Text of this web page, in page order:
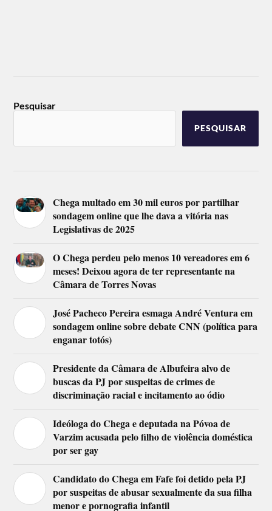
Pesquisar
PESQUISAR
Chega multado em 30 mil euros por partilhar
sondagem online que lhe dava a vitória nas
Legislativas de 2025
O Chega perdeu pelo menos 10 vereadores em 6
meses! Deixou agora de ter representante na
Câmara de Torres Novas
José Pacheco Pereira esmaga André Ventura em
sondagem online sobre debate CNN (política para
enganar totós)
Presidente da Câmara de Albufeira alvo de
buscas da PJ por suspeitas de crimes de
discriminação racial e incitamento ao ódio
Ideóloga do Chega e deputada na Póvoa de
Varzim acusada pelo filho de violência doméstica
por ser gay
Candidato do Chega em Fafe foi detido pela PJ
por suspeitas de abusar sexualmente da sua filha
menor e pornografia infantil